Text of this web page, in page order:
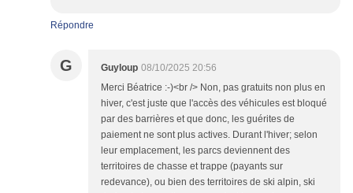
Répondre
G Guyloup 08/10/2025 20:56
Merci Béatrice :-)<br /> Non, pas gratuits non plus en
hiver, c'est juste que l'accès des véhicules est bloqué
par des barrières et que donc, les guérites de
paiement ne sont plus actives. Durant l'hiver; selon
leur emplacement, les parcs deviennent des
territoires de chasse et trappe (payants sur
redevance), ou bien des territoires de ski alpin, ski